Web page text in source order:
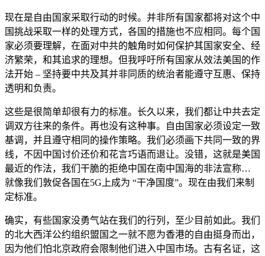
现在是自由国家采取行动的时候。并非所有国家都将对这个中
国挑战采取一样的处理方式，各国的措施也不应相同。每个国
家必须要理解，在面对中共的触角时如何保护其国家安全、经
济繁荣，和其追求的理想。但我呼吁所有国家从效法美国的作
法开始 – 坚持要中共及其并非同质的统治者能遵守互惠、保持
透明和负责。
这些是很简单却很有力的标准。长久以来，我们都让中共去定
调双方往来的条件。再也没有这种事。自由国家必须设定一致
基调，并且遵守相同的操作策略。我们必须画下共同一致的界
线，不因中国讨价还价和花言巧语而退让。没错，这就是美国
最近的作法，我们干脆的拒绝中国在南中国海的非法宣称…
就像我们敦促各国在5G上成为 “干净国度”。现在由我们来制
定标准。
确实，有些国家没勇气站在我们的行列，至少目前如此。我们
的北大西洋公约组织盟国之一就不愿为香港的自由挺身而出，
因为他们怕北京政府会限制他们进入中国市场。古有名证，这